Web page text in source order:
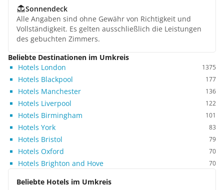
Sonnendeck
Alle Angaben sind ohne Gewähr von Richtigkeit und
Vollständigkeit. Es gelten ausschließlich die Leistungen
des gebuchten Zimmers.
Beliebte Destinationen im Umkreis
Hotels London
1375
Hotels Blackpool 177
Hotels Manchester 136
Hotels Liverpool 122
Hotels Birmingham 101
Hotels York 83
Hotels Bristol 79
Hotels Oxford 70
Hotels Brighton and Hove 70
Beliebte Hotels im Umkreis